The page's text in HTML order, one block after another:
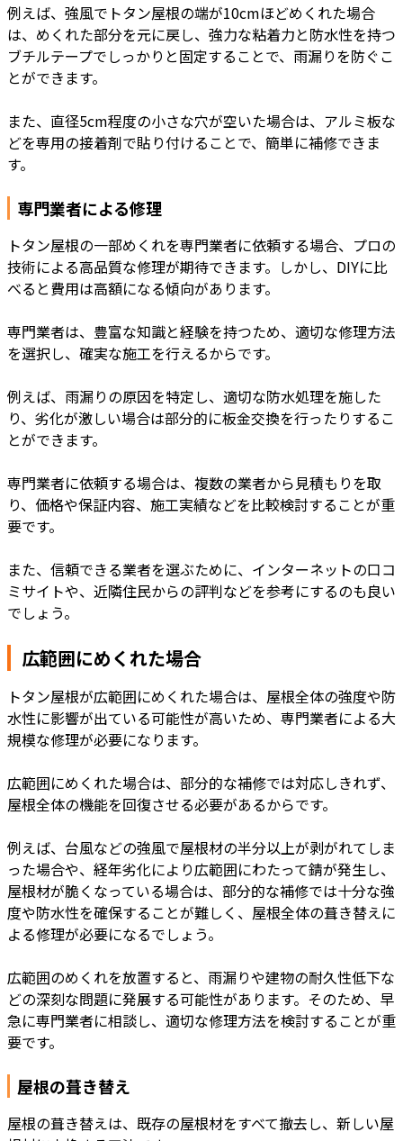
例えば、強風でトタン屋根の端が10cmほどめくれた場合
は、めくれた部分を元に戻し、強力な粘着力と防水性を持つ
ブチルテープでしっかりと固定することで、雨漏りを防ぐこ
とができます。
また、直径5cm程度の小さな穴が空いた場合は、アルミ板な
どを専用の接着剤で貼り付けることで、簡単に補修できま
す。
専門業者による修理
トタン屋根の一部めくれを専門業者に依頼する場合、プロの
技術による高品質な修理が期待できます。しかし、DIYに比
べると費用は高額になる傾向があります。
専門業者は、豊富な知識と経験を持つため、適切な修理方法
を選択し、確実な施工を行えるからです。
例えば、雨漏りの原因を特定し、適切な防水処理を施した
り、劣化が激しい場合は部分的に板金交換を行ったりするこ
とができます。
専門業者に依頼する場合は、複数の業者から見積もりを取
り、価格や保証内容、施工実績などを比較検討することが重
要です。
また、信頼できる業者を選ぶために、インターネットの口コ
ミサイトや、近隣住民からの評判などを参考にするのも良い
でしょう。
広範囲にめくれた場合
トタン屋根が広範囲にめくれた場合は、屋根全体の強度や防
水性に影響が出ている可能性が高いため、専門業者による大
規模な修理が必要になります。
広範囲にめくれた場合は、部分的な補修では対応しきれず、
屋根全体の機能を回復させる必要があるからです。
例えば、台風などの強風で屋根材の半分以上が剥がれてしま
った場合や、経年劣化により広範囲にわたって錆が発生し、
屋根材が脆くなっている場合は、部分的な補修では十分な強
度や防水性を確保することが難しく、屋根全体の葺き替えに
よる修理が必要になるでしょう。
広範囲のめくれを放置すると、雨漏りや建物の耐久性低下な
どの深刻な問題に発展する可能性があります。そのため、早
急に専門業者に相談し、適切な修理方法を検討することが重
要です。
屋根の葺き替え
屋根の葺き替えは、既存の屋根材をすべて撤去し、新しい屋